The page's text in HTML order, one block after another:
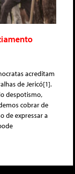
acreditam
de Jericó[1].
despotismo,
cobrar de
de expressar a